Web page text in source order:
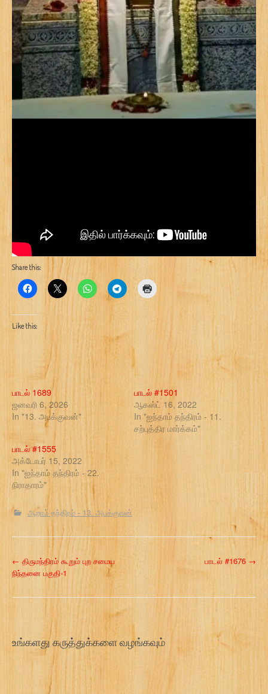
Share this:
Like this:
பாடல் 1689
ஜனவரி 6, 2026
In "13. அபக்குவன்"
பாடல் #1501
ஆகஸ்ட் 16, 2022
In "ஐந்தாம் தந்திரம் - 11.
சற்புத்திர மார்க்கம்"
பாடல் #1555
அக்டோபர் 15, 2022
In "ஐந்தாம் தந்திரம் - 22.
நிராதாரம்"
ஆறாம் தந்திரம் - 13. அபக்குவன்
P
n
← திருமந்திரம் கூறும் புற சமைய
நிந்தனை பகுதி-1
பாடல் #1676 →
உங்களது கருத்துக்களை வழங்கவும்